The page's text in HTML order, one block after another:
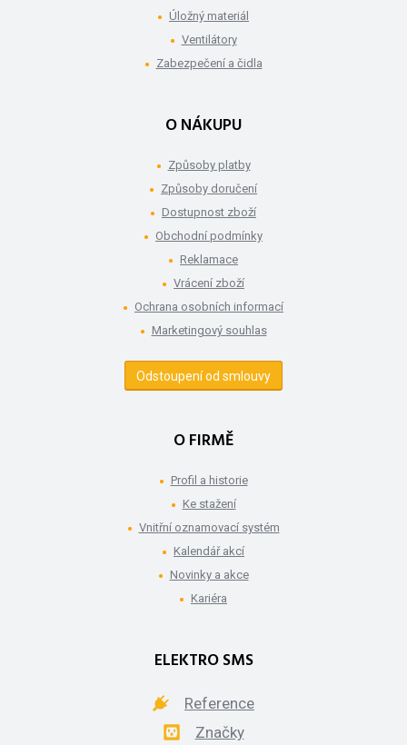
Úložný materiál
Ventilátory
Zabezpečení a čidla
O NÁKUPU
Způsoby platby
Způsoby doručení
Dostupnost zboží
Obchodní podmínky
Reklamace
Vrácení zboží
Ochrana osobních informací
Marketingový souhlas
Odstoupení od smlouvy
O FIRMĚ
Profil a historie
Ke stažení
Vnitřní oznamovací systém
Kalendář akcí
Novinky a akce
Kariéra
ELEKTRO SMS
Reference
Značky